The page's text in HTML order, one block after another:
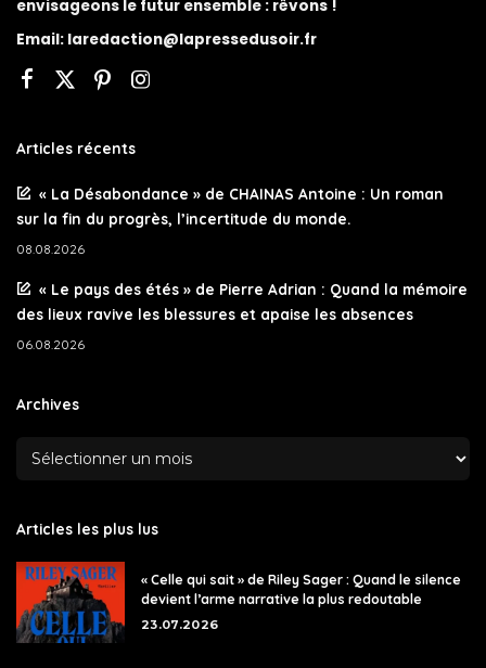
envisageons le futur ensemble : rêvons !
Email: laredaction@lapressedusoir.fr
Articles récents
« La Désabondance » de CHAINAS Antoine : Un roman
sur la fin du progrès, l’incertitude du monde.
08.08.2026
« Le pays des étés » de Pierre Adrian : Quand la mémoire
des lieux ravive les blessures et apaise les absences
06.08.2026
Archives
Articles les plus lus
« Celle qui sait » de Riley Sager : Quand le silence
devient l’arme narrative la plus redoutable
23.07.2026